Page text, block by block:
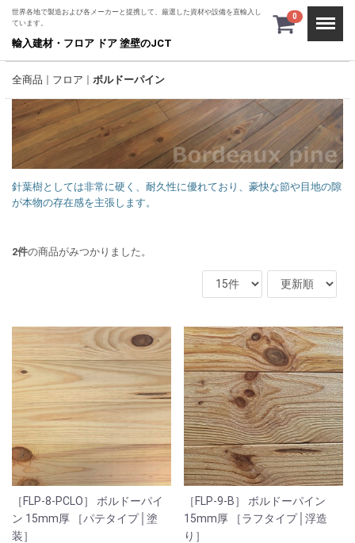
世界各地で製造および各メーカーと提携して、厳選した資材や設備を直輸入し
ています。
輸入建材・フロア ドア 塗壁のJCT
0
全商品 フロア ボルドーパイン
針葉樹としては非常に硬く、耐久性に優れており、豪快な節や目地の隙
が本物の存在感を主張します。
2件の商品がみつかりました。
［FLP-8-PCLO］ ボルドーパイ
ン 15mm厚 ［パテタイプ│塗
装］
［FLP-9-B］ ボルドーパイン
15mm厚 ［ラフタイプ│浮造
り］